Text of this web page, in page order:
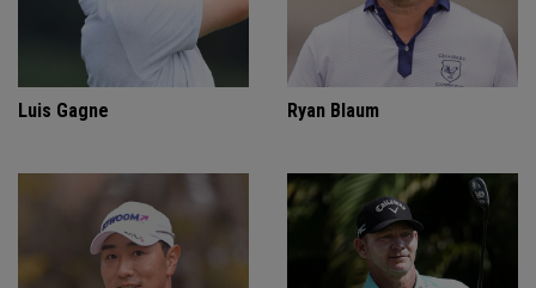
Luis Gagne Ryan Blaum